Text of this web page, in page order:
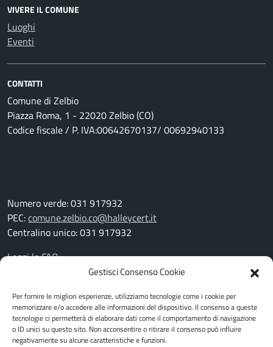
Gestisci Consenso Cookie
Per fornire le migliori esperienze, utilizziamo tecnologie come i cookie per
memorizzare e/o accedere alle informazioni del dispositivo. Il consenso a queste
tecnologie ci permetterà di elaborare dati come il comportamento di navigazione
o ID unici su questo sito. Non acconsentire o ritirare il consenso può influire
negativamente su alcune caratteristiche e funzioni.
VIVERE IL COMUNE
Luoghi
Eventi
CONTATTI
Comune di Zelbio
Piazza Roma, 1 - 22020 Zelbio (CO)
Codice fiscale / P. IVA:00642670137/ 00692940133
Numero verde: 031 917932
PEC:comune.zelbio.co@halleycert.it
Centralino unico: 031 917932
Leggi le FAQ
Prenotazione appuntamento
Richiesta assistenza
Amministrazione trasparente
Albo pretorio